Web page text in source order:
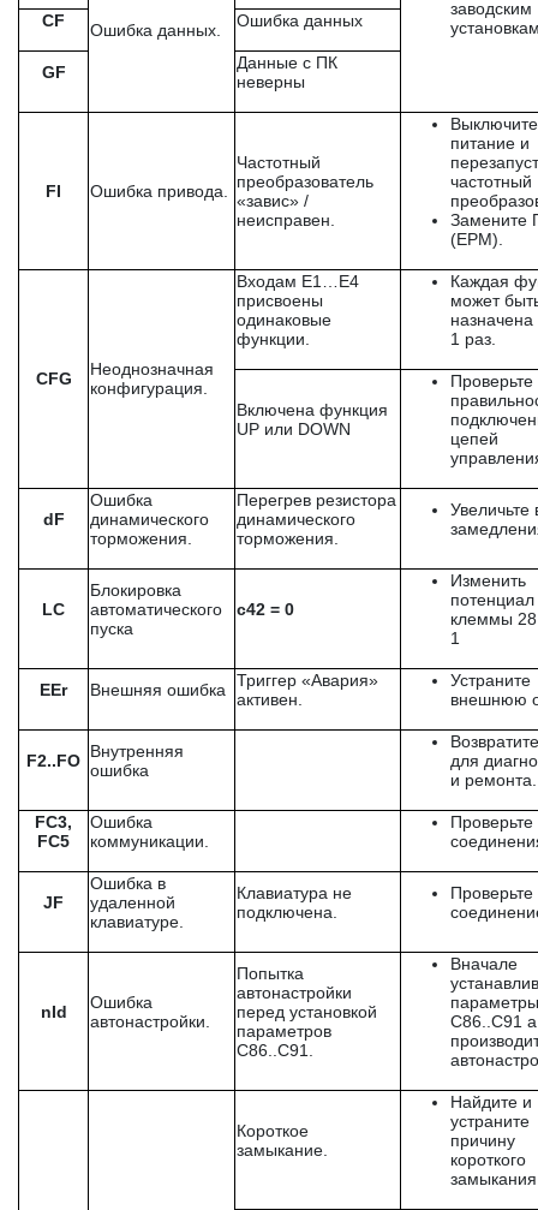
заводским
Ошибка данных.
CF Ошибка данных
GF
Данные с ПК
неверны
FI Ошибка привода.
Частотный
преобразователь
«завис» /
неисправен.
Выключите
питание и
частотный
Замените
(ЕРМ).
CFG
Неоднозначная
конфигурация.
Входам E1…E4
присвоены
одинаковые
функции.
Каждая
может
назначена
1 раз.
Включена функция
UP или DOWN
Проверьте
цепей
dF
Ошибка
динамического
торможения.
Перегрев резистора
динамического
торможения.
Увеличьте
LC
Блокировка
автоматического
пуска
c42 = 0
Изменить
потенциал
клеммы
1
EEr Внешняя ошибка
Триггер «Авария»
активен.
Устраните
внешнюю
F2..FO Внутренняя
ошибка
для
и ремонта.
FC3,
FC5
Ошибка
коммуникации.
Проверьте
JF
Ошибка в
удаленной
клавиатуре.
Клавиатура не
подключена.
Проверьте
nId
Ошибка
автонастройки.
Попытка
автонастройки
перед установкой
параметров
С86..С91.
Вначале
параметры
С86..С91 а
Короткое
замыкание.
Найдите и
устраните
причину
короткого